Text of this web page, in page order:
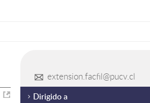
extension.facfil@pucv.cl
Dirigido a